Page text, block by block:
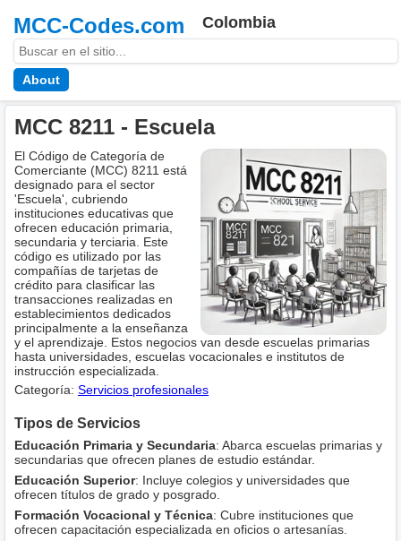
MCC-Codes.com Colombia
About
MCC 8211 - Escuela
El Código de Categoría de
Comerciante (MCC) 8211 está
designado para el sector
'Escuela', cubriendo
instituciones educativas que
ofrecen educación primaria,
secundaria y terciaria. Este
código es utilizado por las
compañías de tarjetas de
crédito para clasificar las
transacciones realizadas en
establecimientos dedicados
principalmente a la enseñanza
y el aprendizaje. Estos negocios van desde escuelas primarias
hasta universidades, escuelas vocacionales e institutos de
instrucción especializada.
Categoría: Servicios profesionales
Tipos de Servicios
Educación Primaria y Secundaria: Abarca escuelas primarias y
secundarias que ofrecen planes de estudio estándar.
Educación Superior: Incluye colegios y universidades que
ofrecen títulos de grado y posgrado.
Formación Vocacional y Técnica: Cubre instituciones que
ofrecen capacitación especializada en oficios o artesanías.